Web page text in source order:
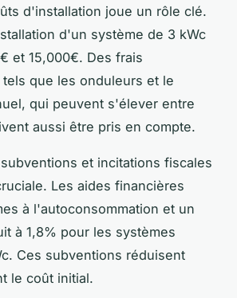
d'installation joue un rôle clé.
d'un système de 3 kWc
et 15,000€. Des frais
que les onduleurs et le
qui peuvent s'élever entre
aussi être pris en compte.
et incitations fiscales
Les aides financières
à l'autoconsommation et un
à 1,8% pour les systèmes
Ces subventions réduisent
le coût initial.